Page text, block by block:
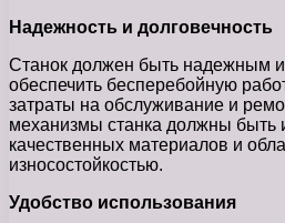
Надежность и долговечность
Станок должен быть надежным
обеспечить бесперебойную
затраты на обслуживание и
механизмы станка должны быть
качественных материалов и
износостойкостью.
Удобство использования